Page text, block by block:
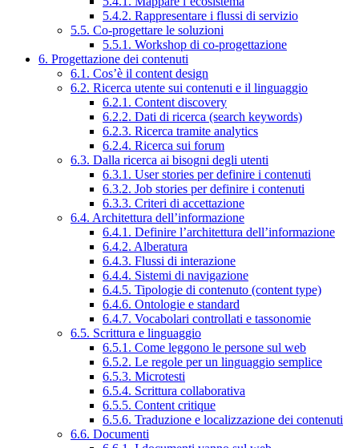
5.4.2. Rappresentare i flussi di servizio
5.5. Co-progettare le soluzioni
5.5.1. Workshop di co-progettazione
6. Progettazione dei contenuti
6.1. Cos’è il content design
6.2. Ricerca utente sui contenuti e il linguaggio
6.2.1. Content discovery
6.2.2. Dati di ricerca (search keywords)
6.2.3. Ricerca tramite analytics
6.2.4. Ricerca sui forum
6.3. Dalla ricerca ai bisogni degli utenti
6.3.1. User stories per definire i contenuti
6.3.2. Job stories per definire i contenuti
6.3.3. Criteri di accettazione
6.4. Architettura dell’informazione
6.4.1. Definire l’architettura dell’informazione
6.4.2. Alberatura
6.4.3. Flussi di interazione
6.4.4. Sistemi di navigazione
6.4.5. Tipologie di contenuto (content type)
6.4.6. Ontologie e standard
6.4.7. Vocabolari controllati e tassonomie
6.5. Scrittura e linguaggio
6.5.1. Come leggono le persone sul web
6.5.2. Le regole per un linguaggio semplice
6.5.3. Microtesti
6.5.4. Scrittura collaborativa
6.5.5. Content critique
6.5.6. Traduzione e localizzazione dei contenuti
6.6. Documenti